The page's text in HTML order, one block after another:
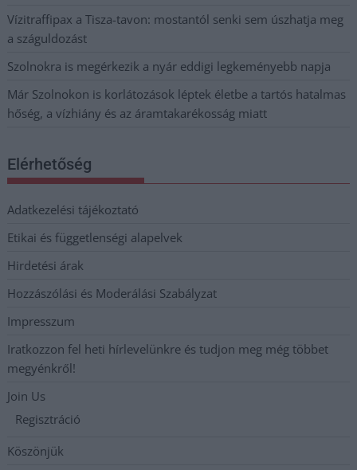
Vízitraffipax a Tisza-tavon: mostantól senki sem úszhatja meg
a száguldozást
Szolnokra is megérkezik a nyár eddigi legkeményebb napja
Már Szolnokon is korlátozások léptek életbe a tartós hatalmas
hőség, a vízhiány és az áramtakarékosság miatt
Elérhetőség
Adatkezelési tájékoztató
Etikai és függetlenségi alapelvek
Hirdetési árak
Hozzászólási és Moderálási Szabályzat
Impresszum
Iratkozzon fel heti hírlevelünkre és tudjon meg még többet
megyénkről!
Join Us
Regisztráció
Köszönjük